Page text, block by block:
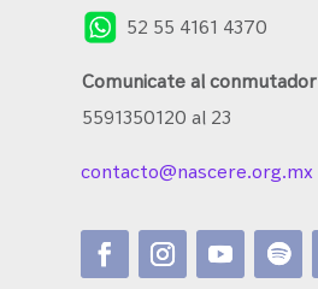
52 55 4161 4370
Comunicate al conmutador
5591350120 al 23
contacto@nascere.org.mx